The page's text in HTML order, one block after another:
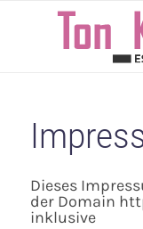
Dieses
der Domain
inklusive